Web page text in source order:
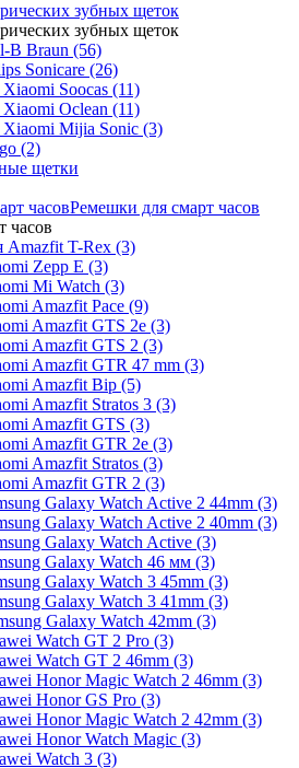
зубных щеток
зубных щеток
B Braun (56)
Sonicare (26)
Soocas (11)
Oclean (11)
Xiaomi Mijia Sonic (3)
(2)
щетки
Ремешки для смарт часов
часов
Amazfit T-Rex (3)
Zepp E (3)
Mi Watch (3)
Amazfit Pace (9)
Amazfit GTS 2e (3)
Amazfit GTS 2 (3)
Amazfit GTR 47 mm (3)
Amazfit Bip (5)
Amazfit Stratos 3 (3)
Amazfit GTS (3)
Amazfit GTR 2e (3)
Amazfit Stratos (3)
Amazfit GTR 2 (3)
Galaxy Watch Active 2 44mm (3)
Galaxy Watch Active 2 40mm (3)
Galaxy Watch Active (3)
Galaxy Watch 46 мм (3)
Galaxy Watch 3 45mm (3)
Galaxy Watch 3 41mm (3)
Galaxy Watch 42mm (3)
Watch GT 2 Pro (3)
Watch GT 2 46mm (3)
Honor Magic Watch 2 46mm (3)
Honor GS Pro (3)
Honor Magic Watch 2 42mm (3)
Honor Watch Magic (3)
Watch 3 (3)